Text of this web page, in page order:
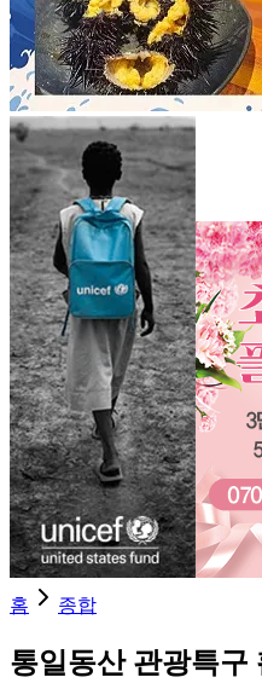
홈 종합
통일동산 관광특구